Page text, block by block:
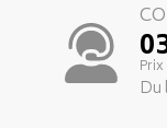
Du